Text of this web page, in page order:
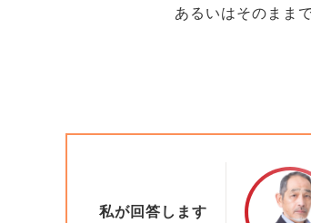
あるいはそのまま
私が回答します